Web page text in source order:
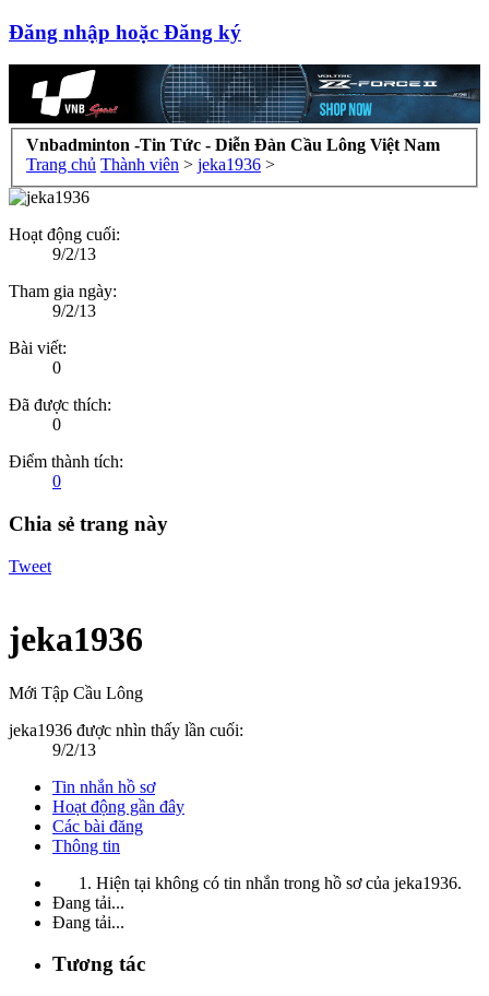
Đăng nhập hoặc Đăng ký
Vnbadminton -Tin Tức - Diễn Đàn Cầu Lông Việt Nam
Trang chủ Thành viên > jeka1936 >
Hoạt động cuối:
9/2/13
Tham gia ngày:
9/2/13
Bài viết:
0
Đã được thích:
0
Điểm thành tích:
0
Chia sẻ trang này
Tweet
jeka1936
Mới Tập Cầu Lông
jeka1936 được nhìn thấy lần cuối:
9/2/13
Tin nhắn hồ sơ
Hoạt động gần đây
Các bài đăng
Thông tin
Hiện tại không có tin nhắn trong hồ sơ của jeka1936.
Đang tải...
Đang tải...
Tương tác